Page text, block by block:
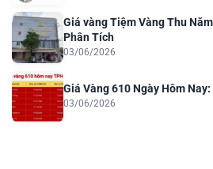
Giá vàng Tiệm Vàng Thu
Phân Tích
03/06/2026
Giá Vàng 610 Ngày Hôm
03/06/2026